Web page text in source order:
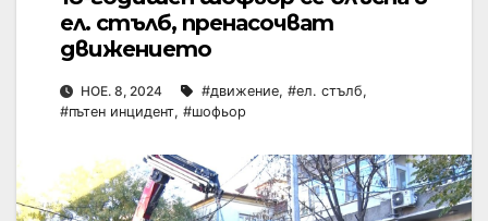
ел. стълб, пренасочват
движението
НОЕ. 8, 2024 #движение, #ел. стълб,
#пътен инцидент, #шофьор